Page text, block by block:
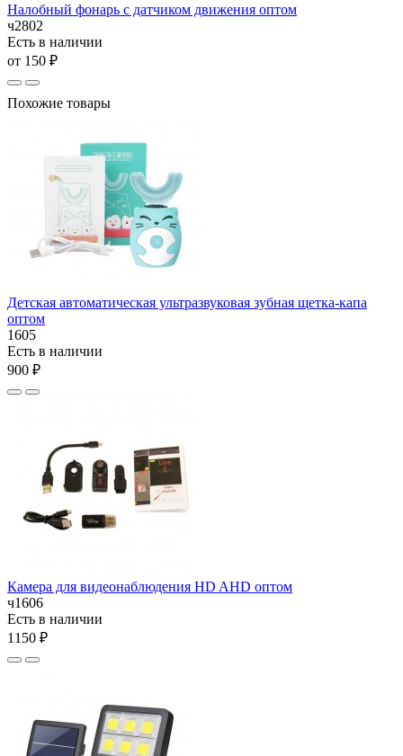
Налобный фонарь с датчиком движения оптом
ч2802
Есть в наличии
от 150 ₽
Похожие товары
Детская автоматическая ультразвуковая зубная щетка-капа
оптом
1605
Есть в наличии
900 ₽
Камера для видеонаблюдения HD AHD оптом
ч1606
Есть в наличии
1150 ₽